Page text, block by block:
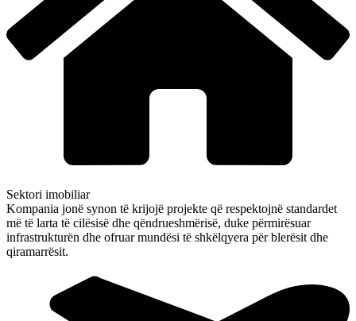
Sektori imobiliar
Kompania jonë synon të krijojë projekte që respektojnë standardet
më të larta të cilësisë dhe qëndrueshmërisë, duke përmirësuar
infrastrukturën dhe ofruar mundësi të shkëlqyera për blerësit dhe
qiramarrësit.